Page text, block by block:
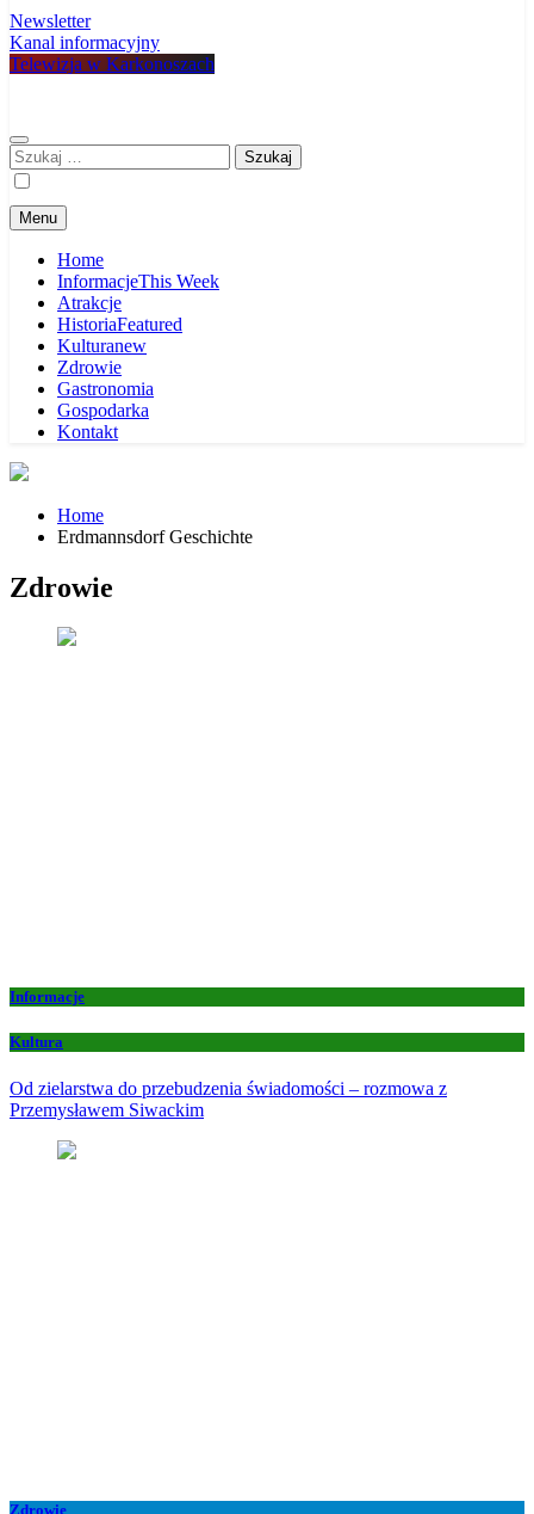
Newsletter
Kanal informacyjny
Telewizja w Karkonoszach
Szukaj:
Menu
Home
InformacjeThis Week
Atrakcje
HistoriaFeatured
Kulturanew
Zdrowie
Gastronomia
Gospodarka
Kontakt
Home
Erdmannsdorf Geschichte
Zdrowie
Informacje
Kultura
Od zielarstwa do przebudzenia świadomości – rozmowa z
Przemysławem Siwackim
Zdrowie